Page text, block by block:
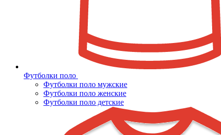
Футболки поло
Футболки поло мужские
Футболки поло женские
Футболки поло детские